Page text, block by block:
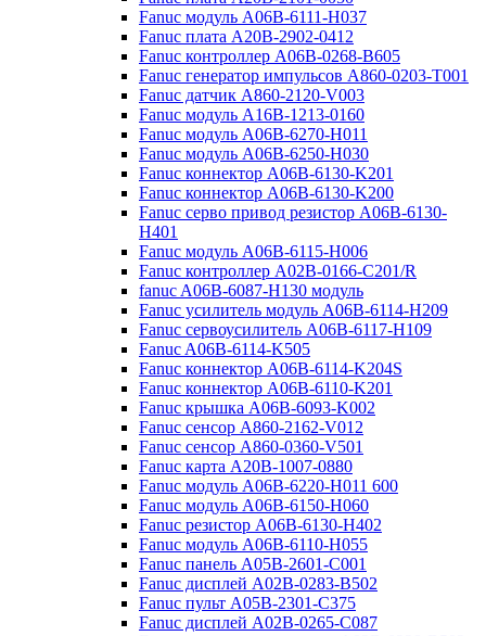
Fanuc модуль A06B-6111-H037
Fanuc плата A20B-2902-0412
Fanuc контроллер A06B-0268-B605
Fanuc генератор импульсов A860-0203-T001
Fanuc датчик A860-2120-V003
Fanuc модуль A16B-1213-0160
Fanuc модуль A06B-6270-H011
Fanuc модуль A06B-6250-H030
Fanuc коннектор A06B-6130-K201
Fanuc коннектор A06B-6130-K200
Fanuc серво привод резистор A06B-6130-
H401
Fanuc модуль A06B-6115-H006
Fanuc контроллер A02B-0166-C201/R
fanuc A06B-6087-H130 модуль
Fanuc усилитель модуль A06B-6114-H209
Fanuc сервоусилитель A06B-6117-H109
Fanuc A06B-6114-K505
Fanuc коннектор A06B-6114-K204S
Fanuc коннектор A06B-6110-K201
Fanuc крышка A06B-6093-K002
Fanuc сенсор A860-2162-V012
Fanuc сенсор A860-0360-V501
Fanuc карта A20B-1007-0880
Fanuc модуль A06B-6220-H011 600
Fanuc модуль A06B-6150-H060
Fanuc резистор A06B-6130-H402
Fanuc модуль A06B-6110-H055
Fanuc панель A05B-2601-C001
Fanuc дисплей A02B-0283-B502
Fanuc пульт A05B-2301-C375
Fanuc дисплей A02B-0265-C087